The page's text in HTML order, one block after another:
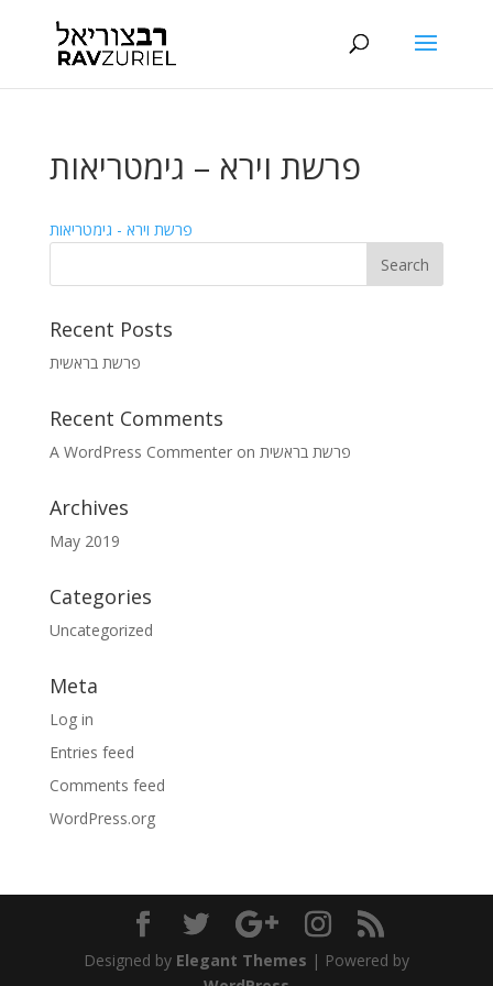
פרשת וירא – גימטריאות
פרשת וירא - גימטריאות
Recent Posts
פרשת בראשית
Recent Comments
A WordPress Commenteron פרשת בראשית
Archives
May 2019
Categories
Uncategorized
Meta
Log in
Entries feed
Comments feed
WordPress.org
Designed by Elegant Themes | Powered by